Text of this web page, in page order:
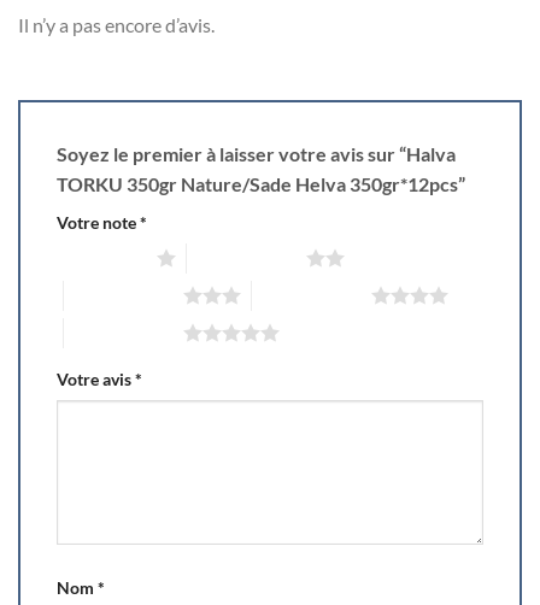
Il n’y a pas encore d’avis.
Soyez le premier à laisser votre avis sur “Halva
TORKU 350gr Nature/Sade Helva 350gr*12pcs”
Votre note*
Votre avis*
Nom *